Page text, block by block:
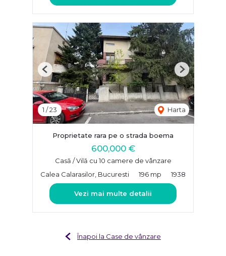
1 /23 Harta
Previous Next
Proprietate rara pe o strada boema
600,000 €
Casă / Vilă cu 10 camere de vânzare
Calea Calarasilor, Bucuresti
196 mp 1938
Vezi mai multe detalii
Înapoi la Case de vânzare